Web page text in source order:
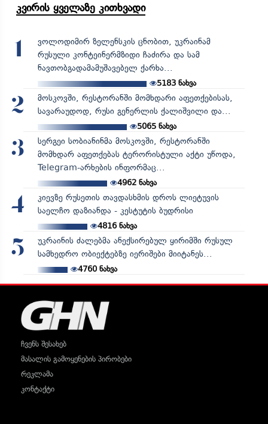
კვირის ყველაზე კითხვადი
1
ვოლოდიმირ ზელენსკის ცნობით, უკრაინამ
რუსული კონტეინერმზიდი ჩაძირა და სამ
ნავთობგადამამუშავებელ ქარხა...
5183 ნახვა
2
მოსკოვში, რესტორანში მომხდარი აფეთქებისას,
სავარაუდოდ, რუსი გენერლის ქალიშვილი და...
5065ნახვა
3
სერგეი სობიანინმა მოსკოვში, რესტორანში
მომხდარ აფეთქებას ტერორისტული აქტი უწოდა,
Telegram-არხების ინფორმაც...
4962ნახვა
4
კიევზე რუსეთის თავდასხმის დროს ლიეტუვის
საელჩო დაზიანდა - კესტუტის ბუდრისი
4816ნახვა
5
უკრაინის ძალებმა ანექსირებულ ყირიმში რუსულ
სამხედრო ობიექტებზე იერიშები მიიტანეს...
4760ნახვა
ჩვენს შესახებ
მასალის გამოყენების პირობები
რეკლამა
კონტაქტი